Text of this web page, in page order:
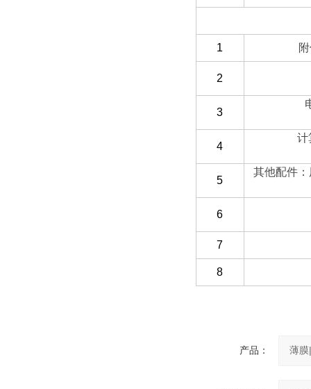
1
2
3
4
计
5
其他配件
6
7
8
产品：